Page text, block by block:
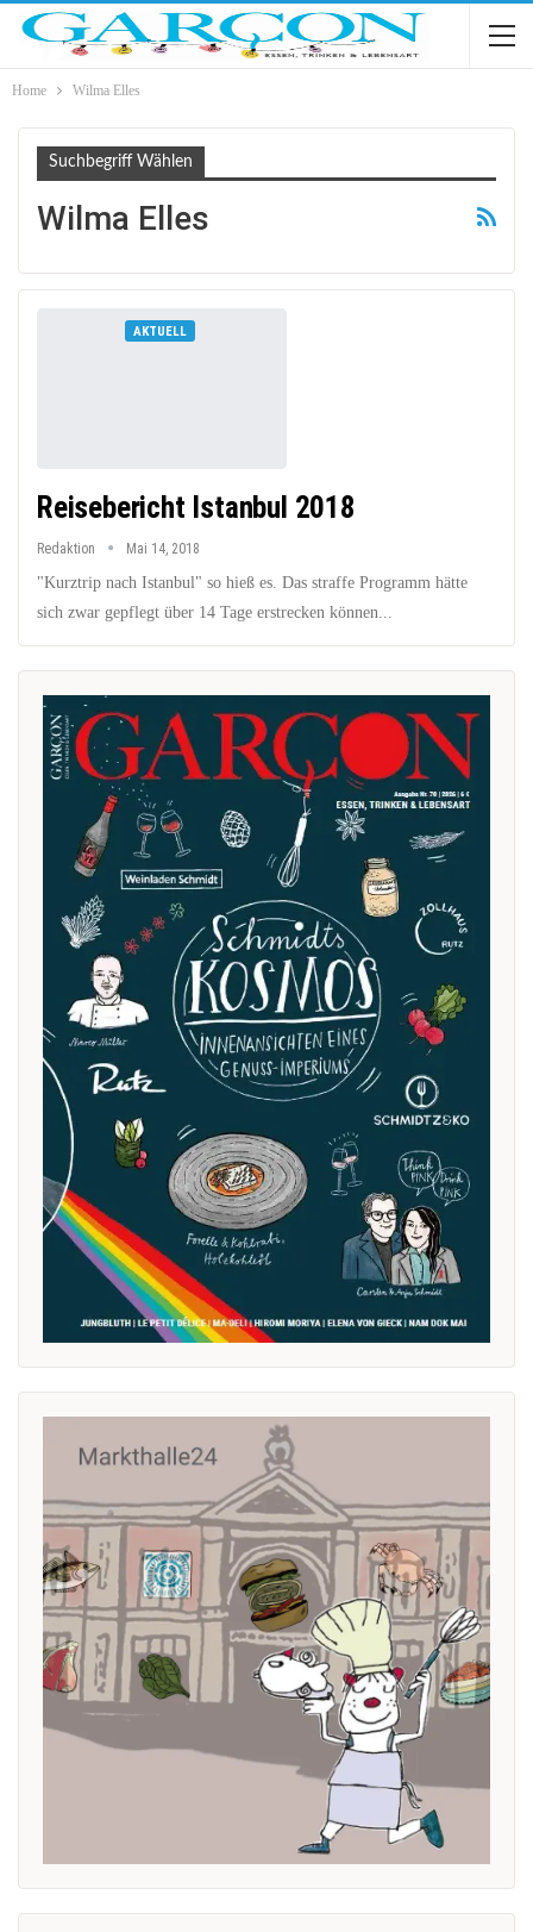
Home Wilma Elles
Suchbegriff Wählen
Wilma Elles
AKTUELL
Reisebericht Istanbul 2018
Redaktion Mai 14, 2018
"Kurztrip nach Istanbul" so hieß es. Das straffe Programm hätte
sich zwar gepflegt über 14 Tage erstrecken können...